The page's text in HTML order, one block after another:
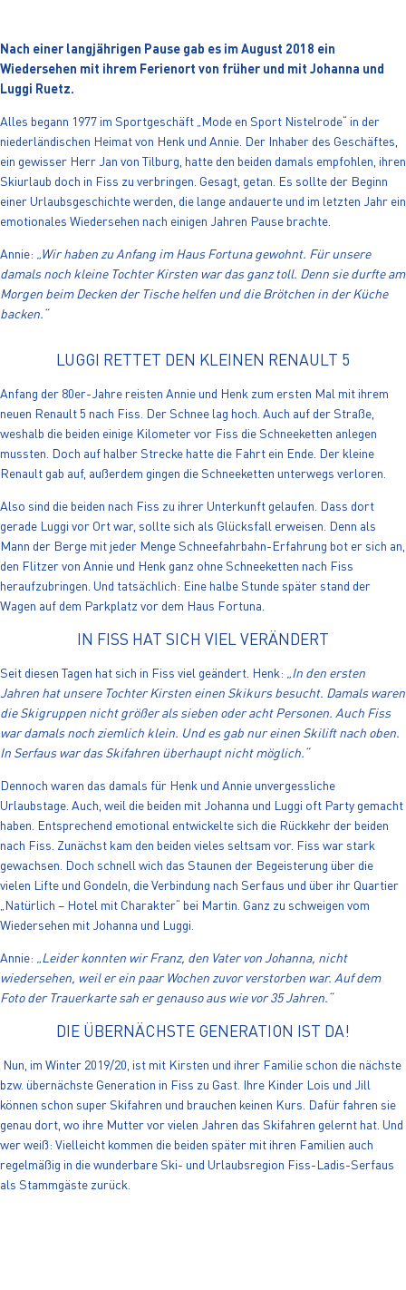
Nach einer langjährigen Pause gab es im August 2018 ein
Wiedersehen mit ihrem Ferienort von früher und mit Johanna und
Luggi Ruetz.
Alles begann 1977 im Sportgeschäft „Mode en Sport Nistelrode“ in der
niederländischen Heimat von Henk und Annie. Der Inhaber des Geschäftes,
ein gewisser Herr Jan von Tilburg, hatte den beiden damals empfohlen, ihren
Skiurlaub doch in Fiss zu verbringen. Gesagt, getan. Es sollte der Beginn
einer Urlaubsgeschichte werden, die lange andauerte und im letzten Jahr ein
emotionales Wiedersehen nach einigen Jahren Pause brachte.
Annie: „Wir haben zu Anfang im Haus Fortuna gewohnt. Für unsere
damals noch kleine Tochter Kirsten war das ganz toll. Denn sie durfte am
Morgen beim Decken der Tische helfen und die Brötchen in der Küche
backen.“
LUGGI RETTET DEN KLEINEN RENAULT 5
Anfang der 80er-Jahre reisten Annie und Henk zum ersten Mal mit ihrem
neuen Renault 5 nach Fiss. Der Schnee lag hoch. Auch auf der Straße,
weshalb die beiden einige Kilometer vor Fiss die Schneeketten anlegen
mussten. Doch auf halber Strecke hatte die Fahrt ein Ende. Der kleine
Renault gab auf, außerdem gingen die Schneeketten unterwegs verloren.
Also sind die beiden nach Fiss zu ihrer Unterkunft gelaufen. Dass dort
gerade Luggi vor Ort war, sollte sich als Glücksfall erweisen. Denn als
Mann der Berge mit jeder Menge Schneefahrbahn-Erfahrung bot er sich an,
den Flitzer von Annie und Henk ganz ohne Schneeketten nach Fiss
heraufzubringen. Und tatsächlich: Eine halbe Stunde später stand der
Wagen auf dem Parkplatz vor dem Haus Fortuna.
IN FISS HAT SICH VIEL VERÄNDERT
Seit diesen Tagen hat sich in Fiss viel geändert. Henk: „In den ersten
Jahren hat unsere Tochter Kirsten einen Skikurs besucht. Damals waren
die Skigruppen nicht größer als sieben oder acht Personen. Auch Fiss
war damals noch ziemlich klein. Und es gab nur einen Skilift nach oben.
In Serfaus war das Skifahren überhaupt nicht möglich.“
Dennoch waren das damals für Henk und Annie unvergessliche
Urlaubstage. Auch, weil die beiden mit Johanna und Luggi oft Party gemacht
haben. Entsprechend emotional entwickelte sich die Rückkehr der beiden
nach Fiss. Zunächst kam den beiden vieles seltsam vor. Fiss war stark
gewachsen. Doch schnell wich das Staunen der Begeisterung über die
vielen Lifte und Gondeln, die Verbindung nach Serfaus und über ihr Quartier
„Natürlich – Hotel mit Charakter“ bei Martin. Ganz zu schweigen vom
Wiedersehen mit Johanna und Luggi.
Annie: „Leider konnten wir Franz, den Vater von Johanna, nicht
wiedersehen, weil er ein paar Wochen zuvor verstorben war. Auf dem
Foto der Trauerkarte sah er genauso aus wie vor 35 Jahren.“
DIE ÜBERNÄCHSTE GENERATION IST DA!
Nun, im Winter 2019/20, ist mit Kirsten und ihrer Familie schon die nächste
bzw. übernächste Generation in Fiss zu Gast. Ihre Kinder Lois und Jill
können schon super Skifahren und brauchen keinen Kurs. Dafür fahren sie
genau dort, wo ihre Mutter vor vielen Jahren das Skifahren gelernt hat. Und
wer weiß: Vielleicht kommen die beiden später mit ihren Familien auch
regelmäßig in die wunderbare Ski- und Urlaubsregion Fiss-Ladis-Serfaus
als Stammgäste zurück.